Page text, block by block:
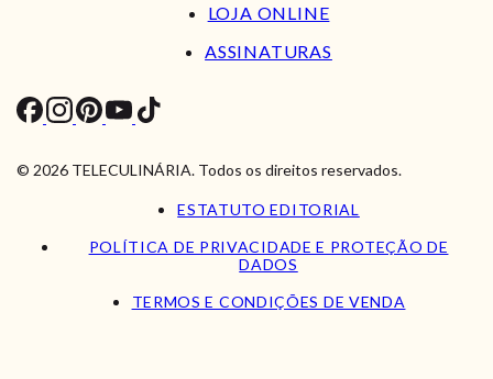
LOJA ONLINE
ASSINATURAS
© 2026 TELECULINÁRIA. Todos os direitos reservados.
ESTATUTO EDITORIAL
POLÍTICA DE PRIVACIDADE E PROTEÇÃO DE
DADOS
TERMOS E CONDIÇÕES DE VENDA